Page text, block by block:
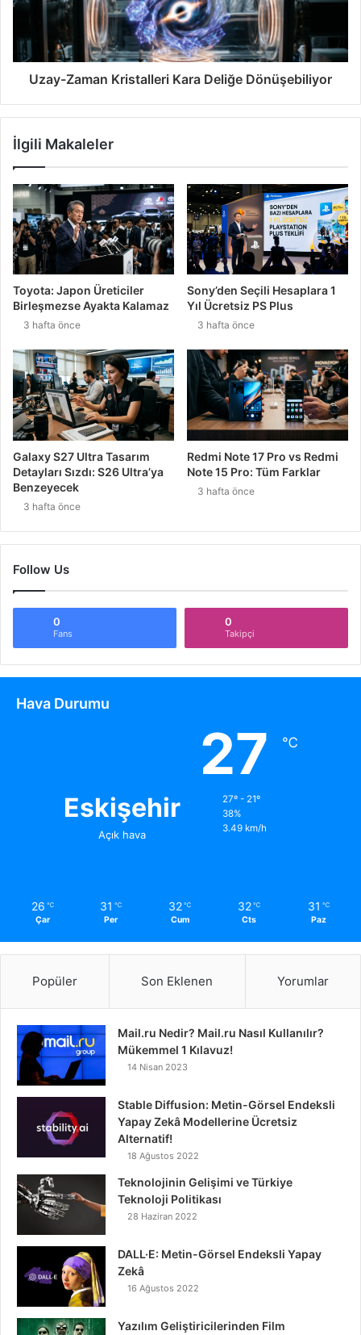
Uzay-Zaman Kristalleri Kara Deliğe Dönüşebiliyor
İlgili Makaleler
Toyota: Japon Üreticiler
Birleşmezse Ayakta Kalamaz
3 hafta önce
Sony’den Seçili Hesaplara 1
Yıl Ücretsiz PS Plus
3 hafta önce
Galaxy S27 Ultra Tasarım
Detayları Sızdı: S26 Ultra’ya
Benzeyecek
3 hafta önce
Redmi Note 17 Pro vs Redmi
Note 15 Pro: Tüm Farklar
3 hafta önce
Follow Us
0
Fans
0
Takipçi
Hava Durumu
Eskişehir
Açık hava
27 ℃
27º - 21º
38%
3.49 km/h
26 ℃
Çar
31 ℃
Per
32 ℃
Cum
32 ℃
Cts
31 ℃
Paz
Popüler Son Eklenen Yorumlar
Mail.ru Nedir? Mail.ru Nasıl Kullanılır?
Mükemmel 1 Kılavuz!
14 Nisan 2023
Stable Diffusion: Metin-Görsel Endeksli
Yapay Zekâ Modellerine Ücretsiz
Alternatif!
18 Ağustos 2022
Teknolojinin Gelişimi ve Türkiye
Teknoloji Politikası
28 Haziran 2022
DALL·E: Metin-Görsel Endeksli Yapay
Zekâ
16 Ağustos 2022
Yazılım Geliştiricilerinden Film